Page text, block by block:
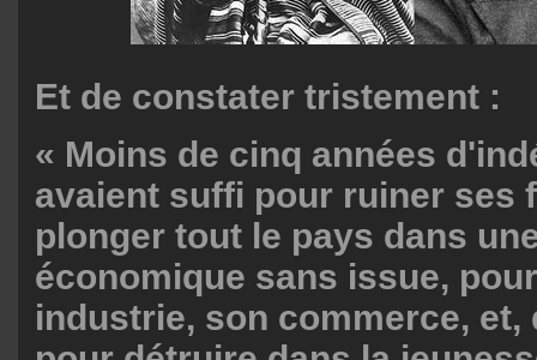
Et de constater tristement :
« Moins de cinq années
avaient suffi pour ruiner ses
plonger tout le pays dans
économique sans issue,
industrie, son commerce, et,